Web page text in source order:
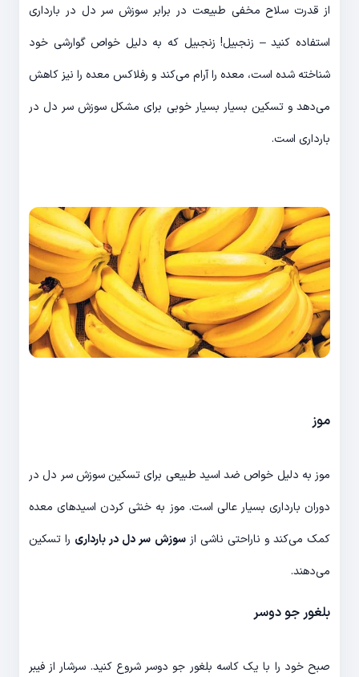
از قدرت سلاح مخفی طبیعت در برابر سوزش سر دل در بارداری
استفاده کنید – زنجبیل! زنجبیل که به دلیل خواص گوارشی خود
شناخته شده است، معده را آرام می‌کند و رفلاکس معده را نیز کاهش
می‌دهد و تسکین بسیار بسیار خوبی برای مشکل سوزش سر دل در
بارداری است.
موز
موز به دلیل خواص ضد اسید طبیعی برای تسکین سوزش سر دل در
دوران بارداری بسیار عالی است. موز به خنثی کردن اسیدهای معده
کمک می‌کند و ناراحتی ناشی ازسوزش سر دل در بارداری را تسکین
می‌دهند.
بلغور جو دوسر
صبح خود را با یک کاسه بلغور جو دوسر شروع کنید. سرشار از فیبر